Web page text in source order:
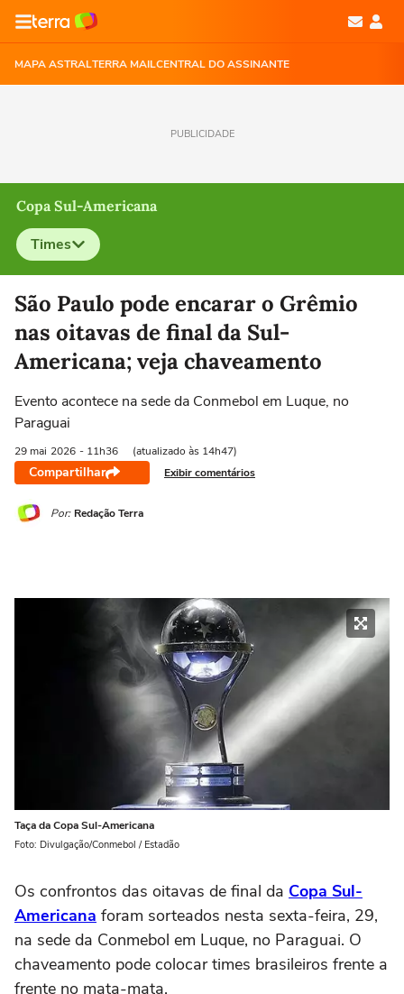
MAPA ASTRALTERRA MAILCENTRAL DO ASSINANTE
PUBLICIDADE
Copa Sul-Americana
Times
Selecione o time para ver as notícias
São Paulo pode encarar o Grêmio
nas oitavas de final da Sul-
Americana; veja chaveamento
Evento acontece na sede da Conmebol em Luque, no
Paraguai
29 mai 2026 - 11h36 (atualizado às 14h47)
Compartilhar Exibir comentários
Por: Redação Terra
Taça da Copa Sul-Americana
Foto: Divulgação/Conmebol / Estadão
Os confrontos das oitavas de final da Copa Sul-
Americana foram sorteados nesta sexta-feira, 29,
na sede da Conmebol em Luque, no Paraguai. O
chaveamento pode colocar times brasileiros frente a
frente no mata-mata.